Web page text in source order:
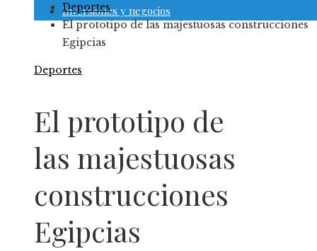
Inversiones y negocios
Deportes
El prototipo de las majestuosas construcciones
Egipcias
Deportes
El prototipo de
las majestuosas
construcciones
Egipcias